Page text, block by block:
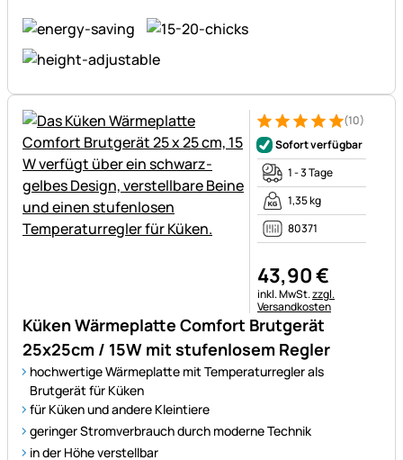
Küken Wärmeplatte Comfort Brutgerät
25x25cm / 15W mit stufenlosem Regler
hochwertige Wärmeplatte mit Temperaturregler als
Brutgerät für Küken
für Küken und andere Kleintiere
geringer Stromverbrauch durch moderne Technik
in der Höhe verstellbar
Bewertung: 5 von 5 (10
10 Bewertungen (10)
Sofort verfügbar
1 - 3 Tage
1,35 kg
80371
43,90€
Steuerhinweis:
inkl. MwSt.zzgl.
Versandkosten